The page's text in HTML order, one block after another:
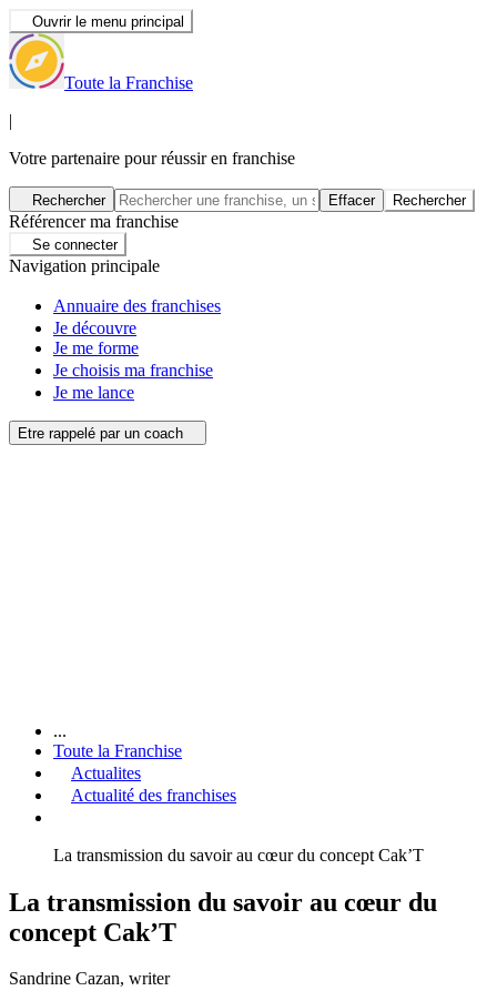
Ouvrir le menu principal
Toute la Franchise
|
Votre partenaire pour réussir en franchise
Rechercher Effacer Rechercher
Référencer ma franchise
Se connecter
Navigation principale
Annuaire des franchises
Je découvre
Je me forme
Je choisis ma franchise
Je me lance
Etre rappelé par un coach
...
Toute la Franchise
Actualites
Actualité des franchises
La transmission du savoir au cœur du concept Cak’T
La transmission du savoir au cœur du
concept Cak’T
Sandrine Cazan, writer